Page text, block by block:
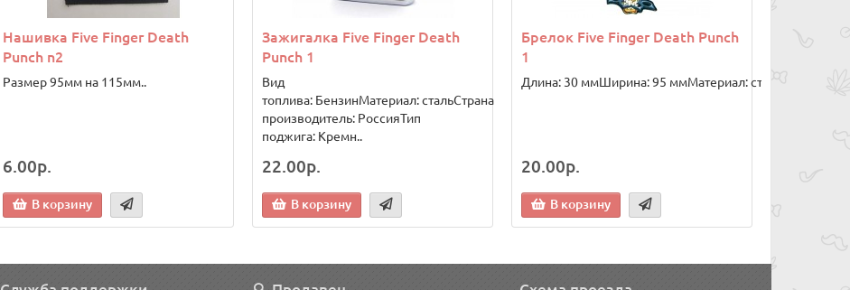
Нашивка Five Finger Death
Punch n2
Размер 95мм на 115мм..
6.00р.
В корзину
Зажигалка Five Finger Death
Punch 1
Вид
топлива: БензинМатериал: стальСтрана
производитель: РоссияТип
поджига: Кремн..
22.00р.
В корзину
Брелок Five Finger Death Punch
1
Длина: 30 ммШирина: 95 ммМатериал: сталь..
20.00р.
В корзину